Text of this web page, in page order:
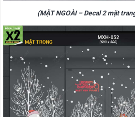
(MẶT NGOÀI – Decal 2 mặt